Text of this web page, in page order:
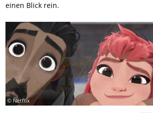
einen Blick rein.
© Netflix